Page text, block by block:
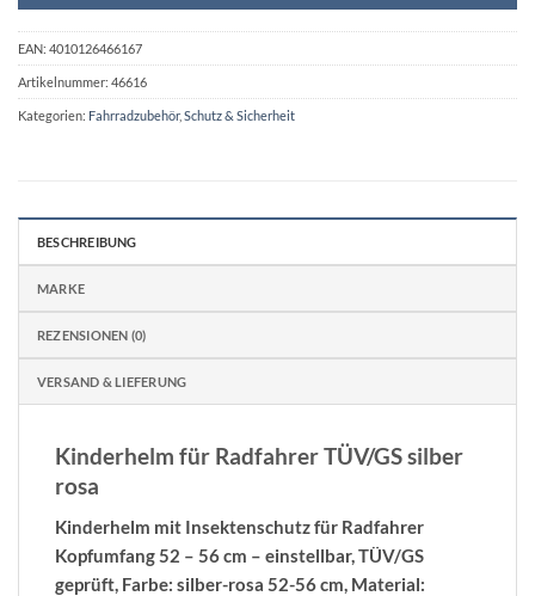
EAN: 4010126466167
Artikelnummer: 46616
Kategorien: Fahrradzubehör, Schutz & Sicherheit
BESCHREIBUNG
MARKE
REZENSIONEN (0)
VERSAND & LIEFERUNG
Kinderhelm für Radfahrer TÜV/GS silber
rosa
Kinderhelm mit Insektenschutz für Radfahrer
Kopfumfang 52 – 56 cm – einstellbar, TÜV/GS
geprüft, Farbe: silber-rosa 52-56 cm, Material: